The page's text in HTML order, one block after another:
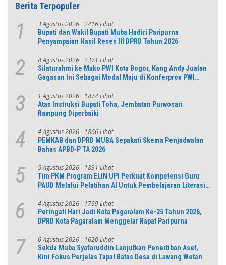
Berita Terpopuler
1 3 Agustus 2026 2416 Lihat
Bupati dan Wakil Bupati Muba Hadiri Paripurna
Penyampaian Hasil Reses III DPRD Tahun 2026
2 8 Agustus 2026 2371 Lihat
Silaturahmi ke Mako PWI Kota Bogor, Kang Andy Jualan
Gagasan Ini Sebagai Modal Maju di Konferprov PWI
3 1 Agustus 2026 1874 Lihat
Atas Instruksi Bupati Toha, Jembatan Purwosari
Rampung Diperbaiki
4 4 Agustus 2026 1866 Lihat
PEMKAB dan DPRD MUBA Sepakati Skema Penjadwalan
Bahas APBD-P TA 2026
5 5 Agustus 2026 1831 Lihat
Tim PKM Program ELIN UPI Perkuat Kompetensi Guru
PAUD Melalui Pelatihan AI Untuk Pembelajaran Literasi
6 4 Agustus 2026 1799 Lihat
Peringati Hari Jadi Kota Pagaralam Ke-25 Tahun 2026,
DPRD Kota Pagaralam Menggelar Rapat Paripurna
7 6 Agustus 2026 1620 Lihat
Sekda Muba Syafaruddin Lanjutkan Penertiban Aset,
Kini Fokus Perjelas Tapal Batas Desa di Lawang Wetan